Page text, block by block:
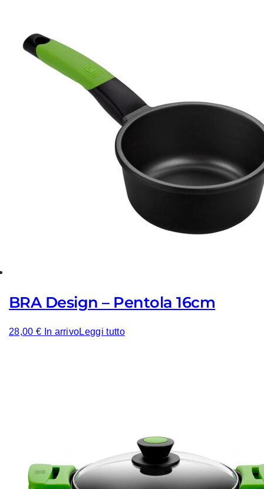
BRA Design – Pentola 16cm
28,00 € In arrivoLeggi tutto